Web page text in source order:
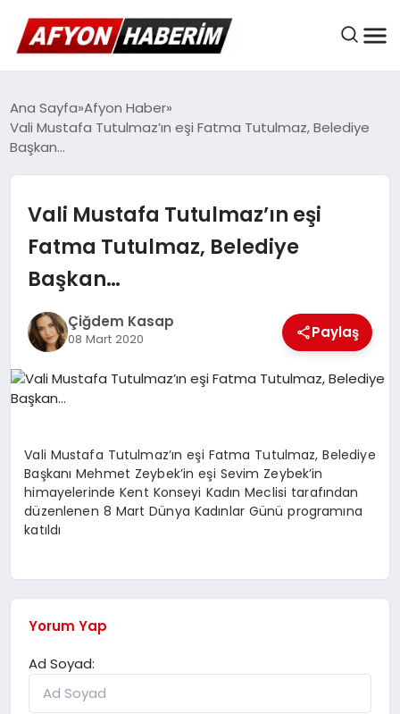
AFYON HABER
GÜNDEM
BELEDIYELER
DÜNYA
MAGAZIN
TEKNOLOJI
Ana Sayfa Afyon Haber
Vali Mustafa Tutulmaz’ın eşi Fatma Tutulmaz, Belediye
Başkan…
Vali Mustafa Tutulmaz’ın eşi
Fatma Tutulmaz, Belediye
Başkan…
Çiğdem Kasap
08 Mart 2020 Paylaş
Vali Mustafa Tutulmaz’ın eşi Fatma Tutulmaz, Belediye
Başkanı Mehmet Zeybek’in eşi Sevim Zeybek’in
himayelerinde Kent Konseyi Kadın Meclisi tarafından
düzenlenen 8 Mart Dünya Kadınlar Günü programına
katıldı
Yorum Yap
Ad Soyad: